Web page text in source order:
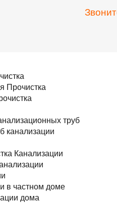
Прочистка
труб
канализации
Канализации
в частном доме
дома